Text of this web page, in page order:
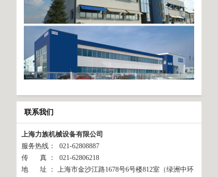
联系我们
上海力族机械设备有限公司
服务热线： 021-62808887
传 真 ： 021-62806218
地 址 ： 上海市金沙江路1678号6号楼812室（绿洲中环